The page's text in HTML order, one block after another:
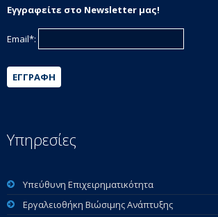
Εγγραφείτε στο Newsletter μας!
Email*:
ΕΓΓΡΑΦΉ
Υπηρεσίες
Υπεύθυνη Επιχειρηματικότητα
Εργαλειοθήκη Βιώσιμης Ανάπτυξης